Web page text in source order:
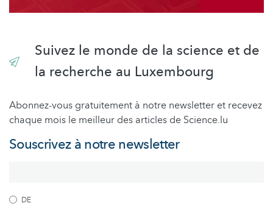
Suivez le monde de la science et de
la recherche au Luxembourg
Abonnez-vous gratuitement à notre newsletter et recevez
chaque mois le meilleur des articles de Science.lu
Souscrivez à notre newsletter
DE